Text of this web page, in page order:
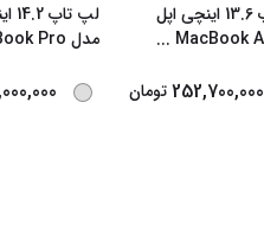
لپ تاپ 13.6 اینچی اپل
...
252,700,000 تومان
لپ
مدل MacBook Pro